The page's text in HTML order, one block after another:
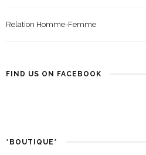
Relation Homme-Femme
FIND US ON FACEBOOK
*BOUTIQUE*